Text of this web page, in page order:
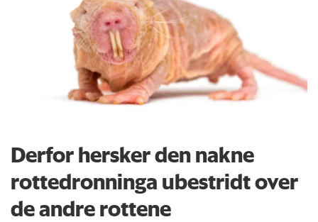
Derfor hersker den nakne
rottedronninga ubestridt over
de andre rottene